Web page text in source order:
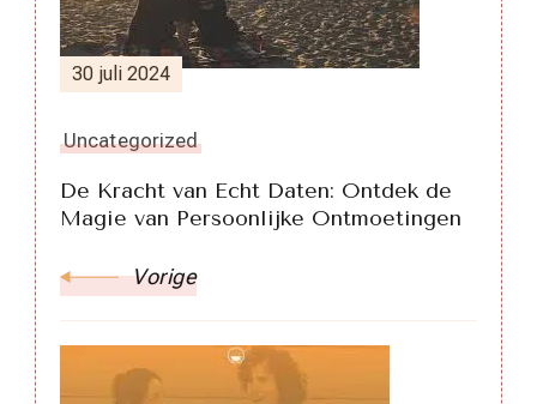
30 juli 2024
Uncategorized
De Kracht van Echt Daten: Ontdek de
Magie van Persoonlijke Ontmoetingen
Vorige